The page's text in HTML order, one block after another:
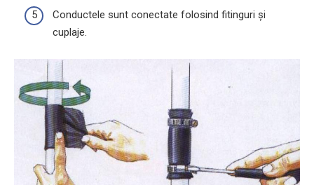
Conductele sunt conectate folosind fitinguri și
cuplaje.